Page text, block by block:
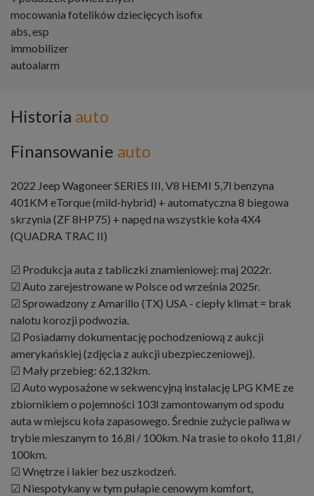
mocowania fotelików dziecięcych isofix
abs, esp
immobilizer
autoalarm
Historia auto
Finansowanie auto
2022 Jeep Wagoneer SERIES III, V8 HEMI 5,7l benzyna
401KM eTorque (mild-hybrid) + automatyczna 8 biegowa
skrzynia (ZF 8HP75) + napęd na wszystkie koła 4X4
(QUADRA TRAC II)
☑ Produkcja auta z tabliczki znamieniowej: maj 2022r.
☑ Auto zarejestrowane w Polsce od września 2025r.
☑ Sprowadzony z Amarillo (TX) USA - ciepły klimat = brak
nalotu korozji podwozia.
☑ Posiadamy dokumentację pochodzeniową z aukcji
amerykańskiej (zdjęcia z aukcji ubezpieczeniowej).
☑ Mały przebieg: 62,132km.
☑ Auto wyposażone w sekwencyjną instalację LPG KME ze
zbiornikiem o pojemności 103l zamontowanym od spodu
auta w miejscu koła zapasowego. Średnie zużycie paliwa w
trybie mieszanym to 16,8l / 100km. Na trasie to około 11,8l /
100km.
☑ Wnętrze i lakier bez uszkodzeń.
☑ Niespotykany w tym pułapie cenowym komfort,